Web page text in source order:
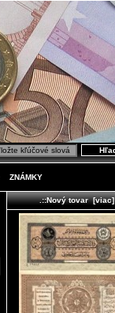
ZNÁMKY
.::Nový tovar [viac]